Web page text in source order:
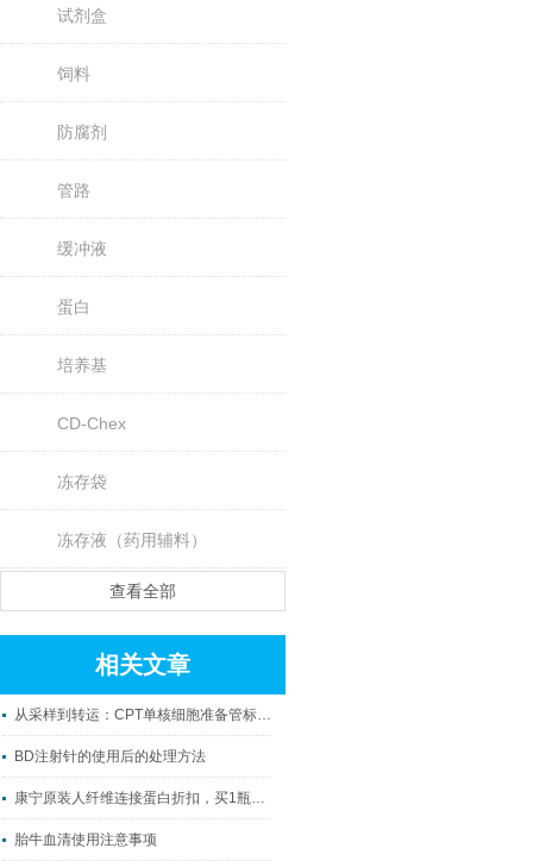
试剂盒
饲料
防腐剂
管路
缓冲液
蛋白
培养基
CD-Chex
冻存袋
冻存液（药用辅料）
查看全部
相关文章
从采样到转运：CPT单核细胞准备管标准化制样全流程指南
BD注射针的使用后的处理方法
康宁原装人纤维连接蛋白折扣，买1瓶送100元京东卡，多买多送！
胎牛血清使用注意事项